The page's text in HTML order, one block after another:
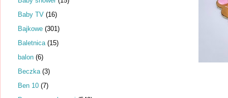
Baby TV (16)
Bajkowe (301)
Baletnica (15)
balon (6)
Beczka (3)
Ben 10 (7)